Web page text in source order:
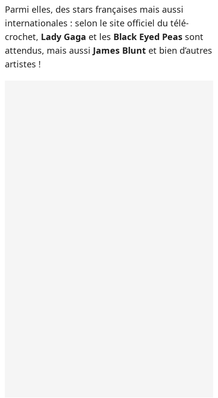
Parmi elles, des stars françaises mais aussi
internationales : selon le site officiel du télé-
crochet, Lady Gaga et les Black Eyed Peas sont
attendus, mais aussi James Blunt et bien d’autres
artistes !